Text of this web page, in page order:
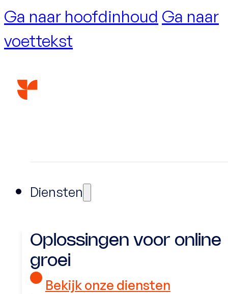
Ga naar hoofdinhoud Ga naar
voettekst
Diensten
Oplossingen voor online
groei
Bekijk onze diensten